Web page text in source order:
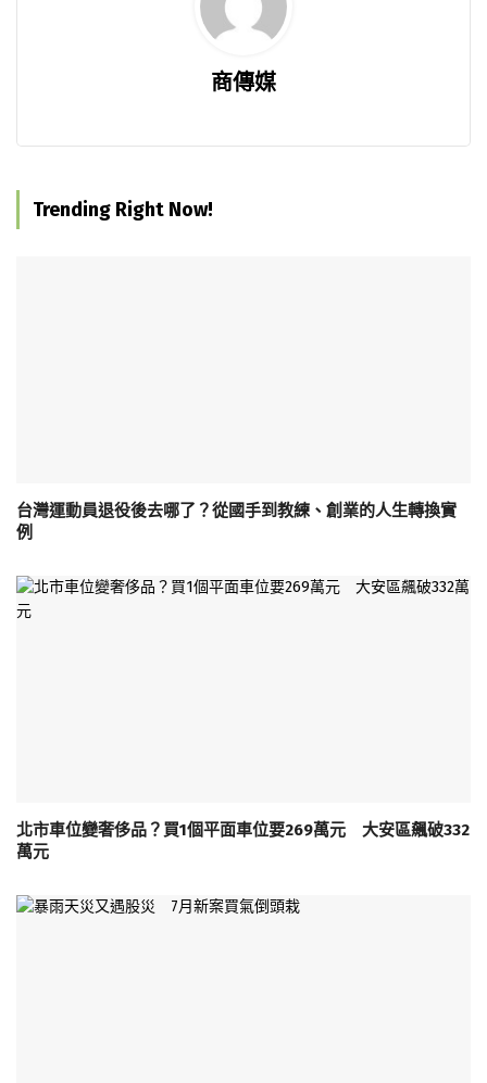
商傳媒
Trending Right Now!
台灣運動員退役後去哪了？從國手到教練、創業的人生轉換實
例
北市車位變奢侈品？買1個平面車位要269萬元 大安區飆破332
萬元